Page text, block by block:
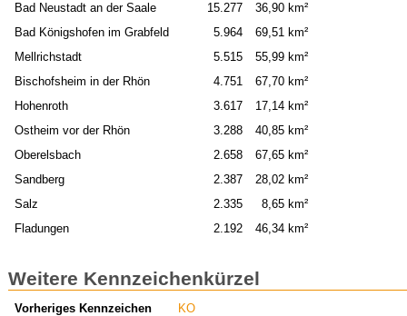
Bad Neustadt an der Saale
15.277
36,90 km²
Bad Königshofen im Grabfeld
5.964
69,51 km²
Mellrichstadt
5.515
55,99 km²
Bischofsheim in der Rhön
4.751
67,70 km²
Hohenroth
3.617
17,14 km²
Ostheim vor der Rhön
3.288
40,85 km²
Oberelsbach
2.658
67,65 km²
Sandberg
2.387
28,02 km²
Salz
2.335
8,65 km²
Fladungen
2.192 46,34 km²
Weitere Kennzeichenkürzel
Vorheriges Kennzeichen
KO